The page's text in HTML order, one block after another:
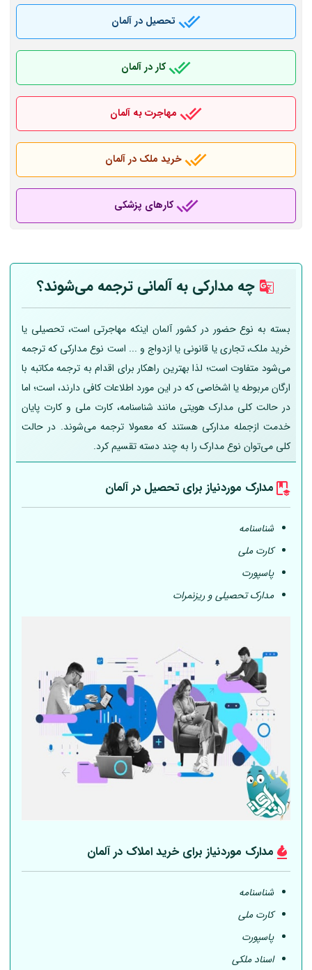
تحصیل در آلمان
کار در آلمان
مهاجرت به آلمان
خرید ملک در آلمان
کارهای پزشکی
چه مدارکی بهآلمانی ترجمه می‌شوند؟
بسته به نوع حضور در کشور آلمان اینکه مهاجرتی است، تحصیلی یا
خرید ملک، تجاری یا قانونی یا ازدواج و ... است نوع مدارکی که ترجمه
می‌شود متفاوت است؛ لذا بهترین راهکار برای اقدام به ترجمه مکاتبه با
ارگان مربوطه یا اشخاصی که در این مورد اطلاعات کافی دارند، است؛ اما
در حالت کلی مدارک هویتی مانند شناسنامه، کارت ملی و کارت پایان
خدمت ازجمله مدارکی هستند که معمولا ترجمه می‌شوند. در حالت
کلی می‌توان نوع مدارک را به چند دسته تقسیم کرد.
مدارک موردنیاز برای تحصیل درآلمان
شناسنامه
کارت ملی
پاسپورت
مدارک تحصیلی و ریزنمرات
مدارک موردنیاز برای خرید املاک درآلمان
شناسنامه
کارت ملی
پاسپورت
اسناد ملکی